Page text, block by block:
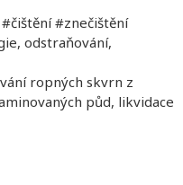
#znečištění
odstraňování,
ropných skvrn z
půd, likvidace